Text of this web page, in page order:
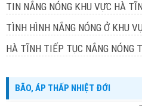
TIN NẮNG NÓNG KHU VỰC HÀ
TÌNH HÌNH NẮNG NÓNG Ở KHU
HÀ TĨNH TIẾP TỤC NẮNG NÓNG
BÃO, ÁP THẤP NHIỆT ĐỚI